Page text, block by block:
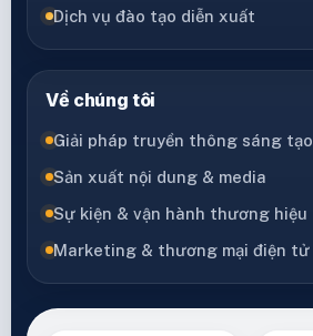
Dịch vụ đào tạo diễn xuất
Về chúng tôi
Giải pháp truyền thông sáng tạo
Sản xuất nội dung & media
Sự kiện & vận hành thương hiệu
Marketing & thương mại điện tử